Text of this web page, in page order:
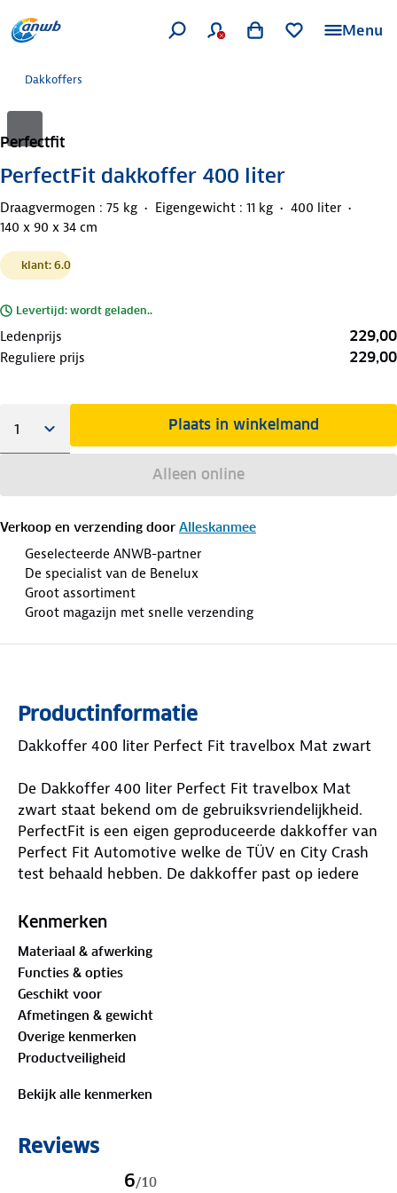
Menu
Dakkoffers
Perfectfit
PerfectFit dakkoffer 400 liter
Draagvermogen : 75 kg Eigengewicht : 11 kg
400 liter
140 x 90 x 34 cm
klant: 6.0
Levertijd: wordt geladen..
Ledenprijs 229,00
Reguliere prijs 229,00
Plaats in winkelmand
Alleen online
Verkoop en verzending door Alleskanmee
Geselecteerde ANWB-partner
De specialist van de Benelux
Groot assortiment
Groot magazijn met snelle verzending
Productinformatie
Dakkoffer 400 liter Perfect Fit travelbox Mat zwart
De Dakkoffer 400 liter Perfect Fit travelbox Mat
zwart staat bekend om de gebruiksvriendelijkheid.
PerfectFit is een eigen geproduceerde dakkoffer van
Perfect Fit Automotive welke de TÜV en City Crash
test behaald hebben. De dakkoffer past op iedere
dakdragers die max. 80 mm breed is en waarbij de
maximaal 80 centimeter is. De afmetingen van deze
PerfectFit dakkoffer maken het dat deze dakkoffer
de ideale maten heeft voor iedere auto van groot
tot klein. Door die afmetingen is deze passend op
ieder voertuig zonder dat de dakkoffer aan de
voorzijde of achterzijde uitsteekt.
Waar is deze Dakkoffer 400 liter Perfect Fit
De Dakkoffer 400 liter Perfect Fit travelbox Mat
zwart is uiterst geschikt voor vervoeren van extra
Kenmerken
Materiaal & afwerking
Functies & opties
Geschikt voor
Afmetingen & gewicht
Overige kenmerken
Productveiligheid
Bekijk alle kenmerken
Reviews
6/10